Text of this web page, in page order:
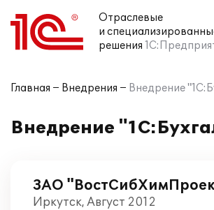
Отраслевые
и
решения
Главная Внедрения Внедрение
Внедрение
ЗАО
Иркутск, Август 2012